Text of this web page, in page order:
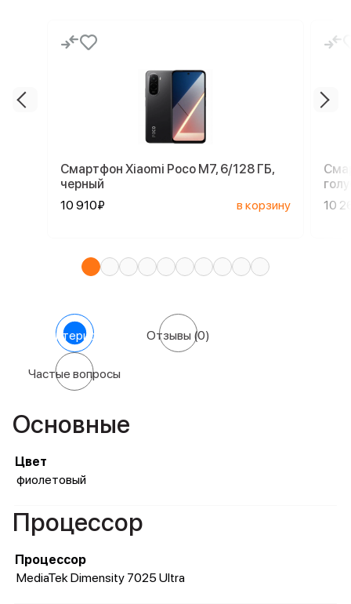
Смартфон Xiaomi Poco M7, 6/128 ГБ,
черный
10 910₽
в корзину
10
Характеристики Отзывы (0)
Частые вопросы
Основные
Цвет
фиолетовый
Процессор
Процессор
MediaTek Dimensity 7025 Ultra